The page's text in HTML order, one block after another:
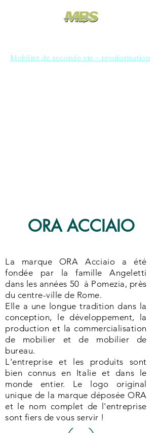
Mobilier de seconde vie - revalorisation
ORA ACCIAIO
La marque ORA Acciaio a été
fondée par la famille Angeletti
dans les années 50 à Pomezia, près
du centre-ville de Rome.
Elle a une longue tradition dans la
conception, le développement, la
production et la commercialisation
de mobilier et de mobilier de
bureau.
L'entreprise et les produits sont
bien connus en Italie et dans le
monde entier. Le logo original
unique de la marque déposée ORA
et le nom complet de l'entreprise
sont fiers de vous servir !